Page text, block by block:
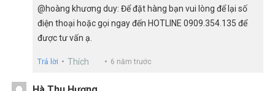
@hoàng khương duy: Để đặt hàng bạn vui lòng để lại số
điện thoại hoặc gọi ngay đến HOTLINE 0909.354.135 để
được tư vấn ạ.
Trả lời Thích 6 năm trước